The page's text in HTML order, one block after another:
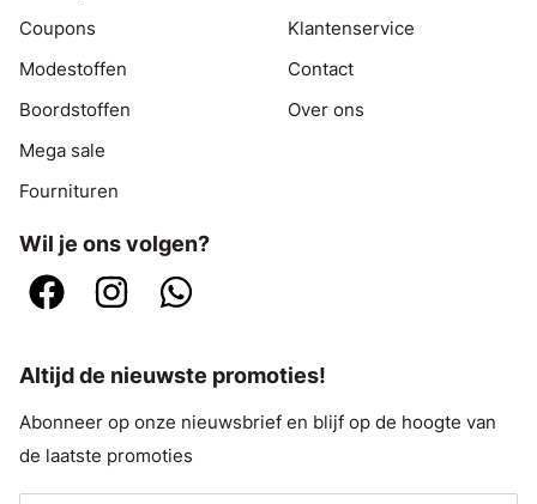
Coupons
Modestoffen
Boordstoffen
Mega sale
Fournituren
Klantenservice
Contact
Over ons
Wil je ons volgen?
Altijd de nieuwste promoties!
Abonneer op onze nieuwsbrief en blijf op de hoogte van
de laatste promoties